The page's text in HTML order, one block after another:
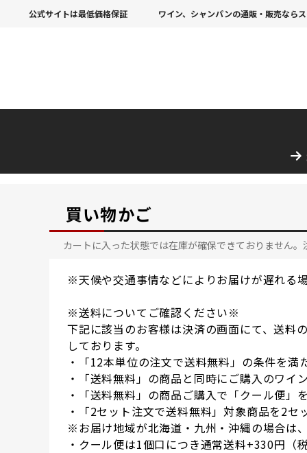
公式サイトは最低価格保証 ワイン、シャンパンの通販・販売なら
買い物かご
カートに入った状態では在庫が確保できておりません
※天候や交通事情などによりお届けが遅れる
※送料についてご確認ください※
下記に該当のお客様は決済の画面にて、送料
しております。
・「12本単位の注文で送料無料」の条件を満
・「送料無料」の商品と同時にご購入のワイ
・「送料無料」の商品ご購入で「クール便」
・「2セット注文で送料無料」対象商品を2
※お届け地域が北海道・九州・沖縄の場合は
・クール便は1個口につき通常送料+330円（